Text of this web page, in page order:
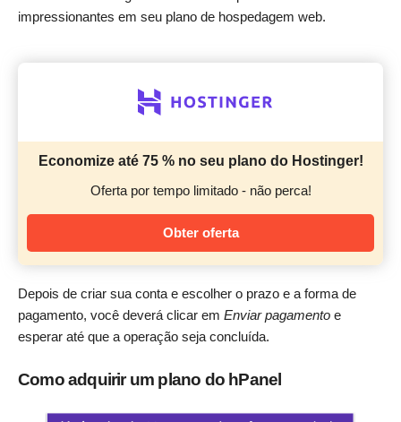
impressionantes em seu plano de hospedagem web.
Economize até 75 % no seu plano do Hostinger!
Oferta por tempo limitado - não perca!
Obter oferta
Depois de criar sua conta e escolher o prazo e a forma de
pagamento, você deverá clicar em Enviar pagamento e
esperar até que a operação seja concluída.
Como adquirir um plano do hPanel